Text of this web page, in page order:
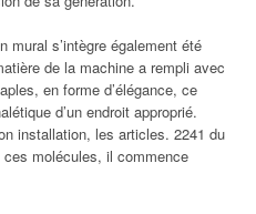
mural s’intègre également été
de la machine a rempli avec
en forme d’élégance, ce
d’un endroit approprié.
installation, les articles. 2241 du
molécules, il commence